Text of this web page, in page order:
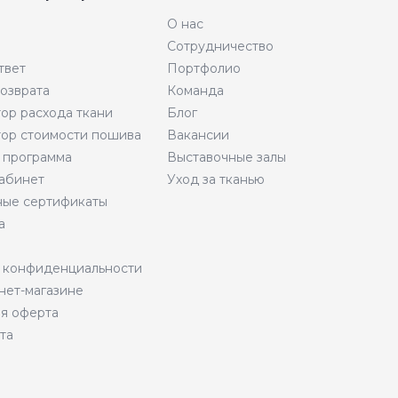
расхода ткани
стоимости пошива
сертификаты
магазине
оферта
О нас
Сотрудничество
Портфолио
Команда
Блог
Вакансии
Выставочные залы
Уход за тканью